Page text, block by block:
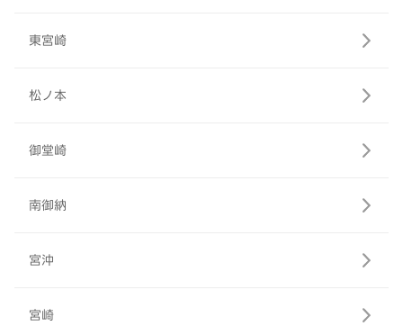
東宮崎
松ノ本
御堂崎
南御納
宮沖
宮崎